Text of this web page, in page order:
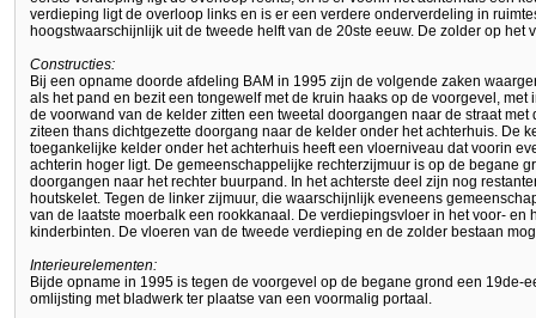
verdieping ligt de overloop links en is er een verdere onderverdeling in
hoogstwaarschijnlijk uit de tweede helft van de 20ste eeuw. De zolder op het
Constructies:
Bij een opname doorde afdeling BAM in 1995 zijn de volgende zaken
als het pand en bezit een tongewelf met de kruin haaks op de voorgevel,
de voorwand van de kelder zitten een tweetal doorgangen naar de straat
ziteen thans dichtgezette doorgang naar de kelder onder het achterhuis. De
toegankelijke kelder onder het achterhuis heeft een vloerniveau dat voorin
achterin hoger ligt. De gemeenschappelijke rechterzijmuur is op de begane
doorgangen naar het rechter buurpand. In het achterste deel zijn nog
houtskelet. Tegen de linker zijmuur, die waarschijnlijk eveneens
van de laatste moerbalk een rookkanaal. De verdiepingsvloer in het voor- en
kinderbinten. De vloeren van de tweede verdieping en de zolder bestaan
Interieurelementen:
Bijde opname in 1995 is tegen de voorgevel op de begane grond een 19de-
omlijsting met bladwerk ter plaatse van een voormalig portaal.